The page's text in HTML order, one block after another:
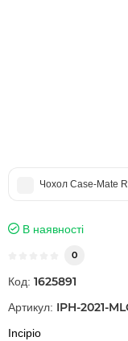
Чохол Case-Mate
В наявності
0
Код: 1625891
Артикул: IPH-2021-
Incipio